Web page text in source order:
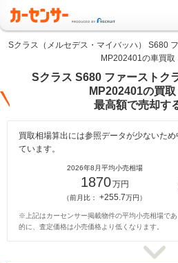
Sクラス（メルセデス・マイバッハ） S680
MP202401の車買取
Sクラス S680 ファーストク
MP202401の買取
最高額で売却す
買取相場算出には参照データが少ないた
ています。
2026年8月平均小売相場
1870万円
（前月比：+255.7万円）
※上記はカーセンサー掲載物件の平均小売相場で
的に、査定価格は小売価格より低くなります。